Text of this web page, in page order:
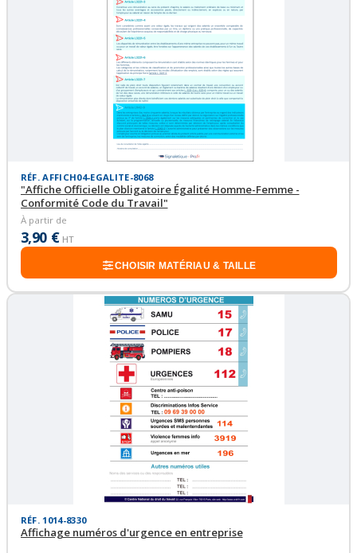
RÉF. AFFICH04-EGALITE-8068
"Affiche Officielle Obligatoire Égalité Homme-Femme -
Conformité Code du Travail"
À partir de
3,90 € HT
CHOISIR MATÉRIAU & TAILLE
RÉF. 1014-8330
Affichage numéros d'urgence en entreprise